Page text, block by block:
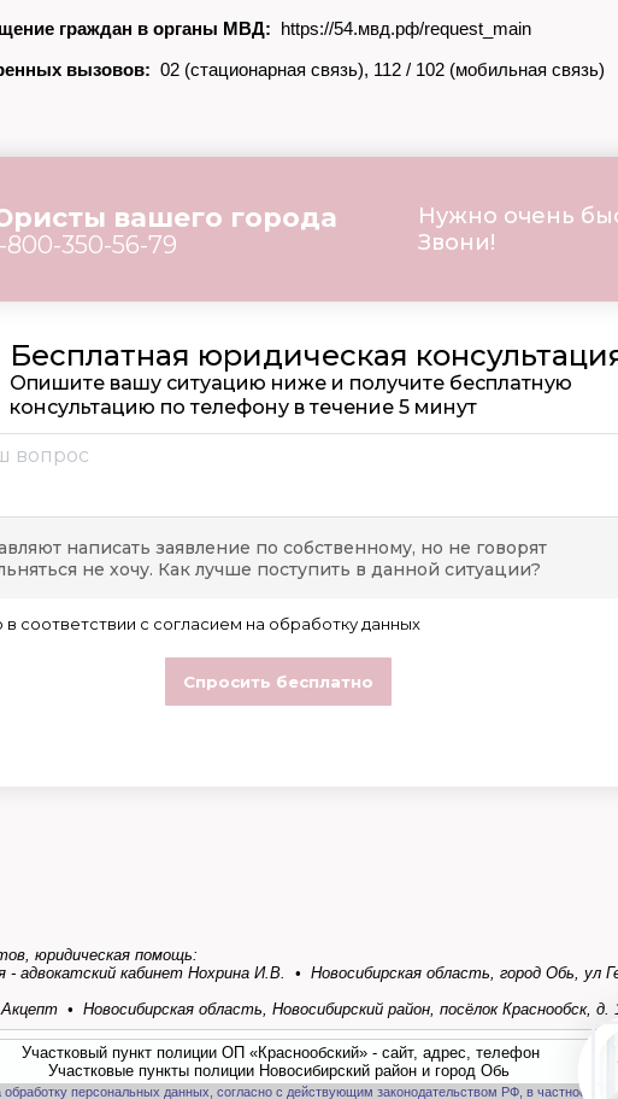
граждан в органы МВД: https://54.мвд.рф/request_main
вызовов: 02 (стационарная связь), 112 / 102 (мобильная связь)
юридическая помощь:
- адвокатский кабинет Нохрина И.В. • Новосибирская область, город Обь, ул
• Новосибирская область, Новосибирский район, посёлок Краснообск, д.
Участковый пункт полиции ОП «Краснообский» - сайт, адрес, телефон
Участковые пункты полиции Новосибирский район и город Обь
персональных данных, согласно с действующим законодательством РФ, в частности,